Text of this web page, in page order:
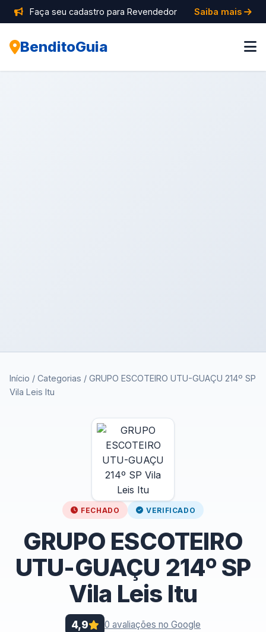
Faça seu cadastro para Revendedor Saiba mais
BenditoGuia
Início / Categorias / GRUPO ESCOTEIRO UTU-GUAÇU 214º SP
Vila Leis Itu
FECHADO VERIFICADO
GRUPO ESCOTEIRO
UTU-GUAÇU 214º SP
Vila Leis Itu
4,9 0 avaliações no Google